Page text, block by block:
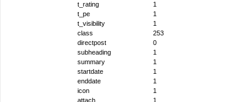
t_rating
1
t_pe
1
t_visibility
1
class
253
directpost
0
subheading
1
summary
1
startdate
1
enddate
1
icon
1
attach
1